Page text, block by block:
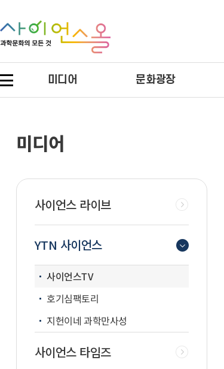
미디어 문화광장
미디어
사이언스 라이브
YTN 사이언스
사이언스TV
호기심팩토리
지헌이네 과학만사성
사이언스 타임즈